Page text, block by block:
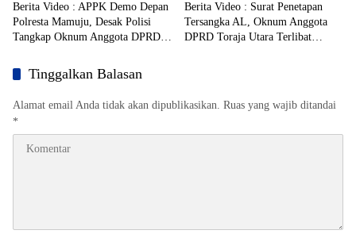
Berita Video : APPK Demo Depan
Polresta Mamuju, Desak Polisi
Tangkap Oknum Anggota DPRD
Tersangka Tambang Emas Ilegal
Berita Video : Surat Penetapan
Tersangka AL, Oknum Anggota
DPRD Toraja Utara Terlibat
Tinggalkan Balasan
Alamat email Anda tidak akan dipublikasikan. Ruas yang wajib ditandai
*